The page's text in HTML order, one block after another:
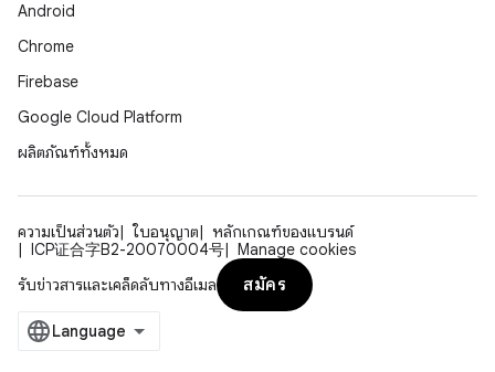
Android
Chrome
Firebase
Google Cloud Platform
ผลิตภัณฑ์ทั้งหมด
ความเป็นส่วนตัว ใบอนุญาต
หลักเกณฑ์ของแบรนด์
ICP证合字B2-20070004号
Manage cookies
รับข่าวสารและเคล็ดลับทางอีเมล
สมัคร